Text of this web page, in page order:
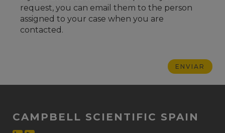
request, you can email them to the person
assigned to your case when you are
contacted.
CAMPBELL SCIENTIFIC SPAIN